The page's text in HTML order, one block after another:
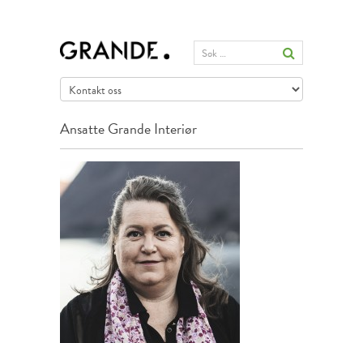
AnsatteGrande Interiør